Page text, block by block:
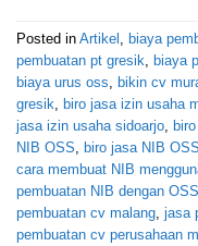
Posted in Artikel biaya
pembuatan pt gresik
biaya
biaya urus oss
bikin cv
gresik
biro jasa izin usaha
jasa izin usaha sidoarjo
NIB OSS
biro jasa NIB OSS
cara membuat NIB
pembuatan NIB dengan OSS
pembuatan cv malang jasa
pembuatan cv perusahaan